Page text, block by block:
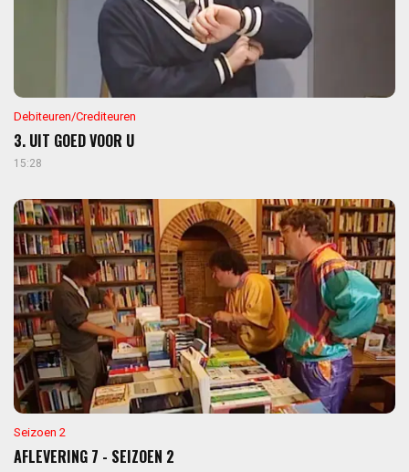
Debiteuren/Crediteuren
3. UIT GOED VOOR U
15:28
Seizoen 2
AFLEVERING 7 - SEIZOEN 2